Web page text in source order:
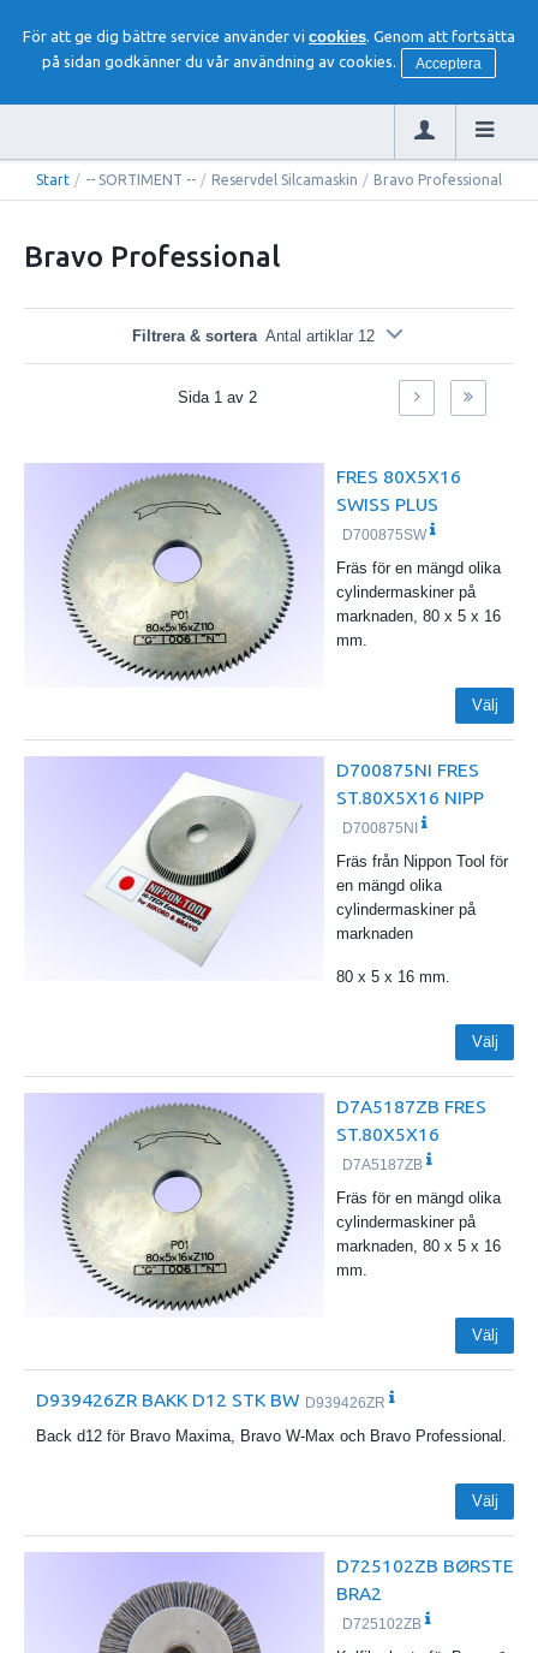
För att ge dig bättre service använder vi cookies. Genom att fortsätta
på sidan godkänner du vår användning av cookies.
Acceptera
Start / -- SORTIMENT -- / Reservdel Silcamaskin / Bravo Professional
Bravo Professional
Filtrera & sortera Antal artiklar 12
Sida 1 av 2
FRES 80X5X16
SWISS PLUS
D700875SW
Fräs för en mängd olika
cylindermaskiner på
marknaden, 80 x 5 x 16
mm.
Välj
D700875NI FRES
ST.80X5X16 NIPP
D700875NI
Fräs från Nippon Tool för
en mängd olika
cylindermaskiner på
marknaden
80 x 5 x 16 mm.
Välj
D7A5187ZB FRES
ST.80X5X16
D7A5187ZB
Fräs för en mängd olika
cylindermaskiner på
marknaden, 80 x 5 x 16
mm.
Välj
D939426ZR BAKK D12 STK BW D939426ZR
Back d12 för Bravo Maxima, Bravo W-Max och Bravo Professional.
Välj
D725102ZB BØRSTE
BRA2
D725102ZB